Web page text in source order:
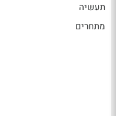
תעשיה
מתחרים